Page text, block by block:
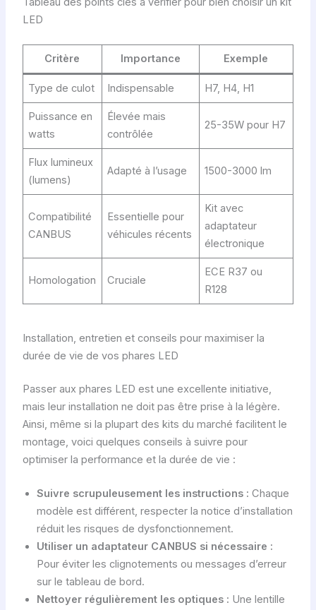
LED
Critère Importance Exemple
Type de culot Indispensable H7, H4, H1
Puissance en
watts
Élevée mais
contrôlée
25-35W pour H7
Flux lumineux
(lumens)
Adapté à l’usage 1500-3000 lm
Compatibilité
CANBUS
Essentielle pour
véhicules récents
Kit avec
adaptateur
électronique
Homologation Cruciale
ECE R37 ou
R128
Installation, entretien et conseils pour maximiser la
durée de vie de vos phares LED
Passer aux phares LED est une excellente initiative,
mais leur installation ne doit pas être prise à la légère.
Ainsi, même si la plupart des kits du marché facilitent le
montage, voici quelques conseils à suivre pour
optimiser la performance et la durée de vie :
Suivre scrupuleusement les instructions : Chaque
modèle est différent, respecter la notice d’installation
réduit les risques de dysfonctionnement.
Utiliser un adaptateur CANBUS si nécessaire :
Pour éviter les clignotements ou messages d’erreur
sur le tableau de bord.
Nettoyer régulièrement les optiques : Une lentille